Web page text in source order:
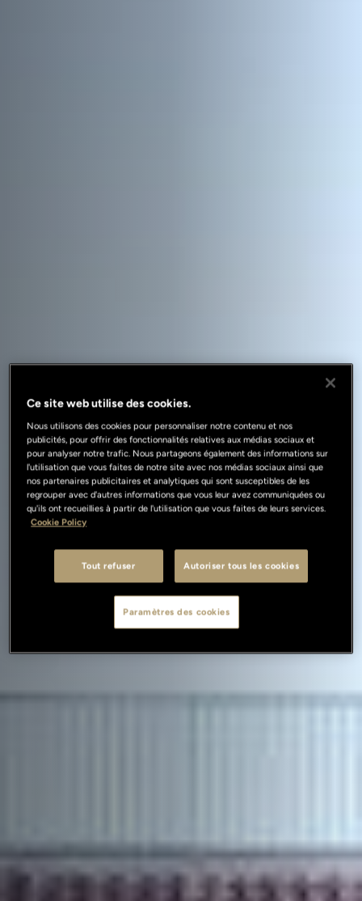
Ce site web utilise des cookies.
Nous utilisons des cookies pour personnaliser notre contenu et nos
publicités, pour offrir des fonctionnalités relatives aux médias sociaux et
pour analyser notre trafic. Nous partageons également des informations sur
l'utilisation que vous faites de notre site avec nos médias sociaux ainsi que
nos partenaires publicitaires et analytiques qui sont susceptibles de les
regrouper avec d'autres informations que vous leur avez communiquées ou
qu'ils ont recueillies à partir de l'utilisation que vous faites de leurs services.
Cookie Policy
Tout refuser Autoriser tous les cookies
Paramètres des cookies